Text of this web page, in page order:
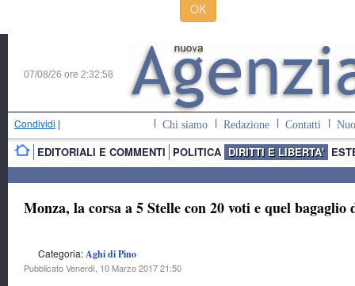
OK
07/08/26 ore 2:32:59
Condividi | Chi siamo Redazione Contatti
EDITORIALI E COMMENTI POLITICA DIRITTI E LIBERTA'
Monza, la corsa a 5 Stelle con 20 voti e quel bagaglio
Categoria:Aghi di Pino
Pubblicato Venerdì, 10 Marzo 2017 21:50